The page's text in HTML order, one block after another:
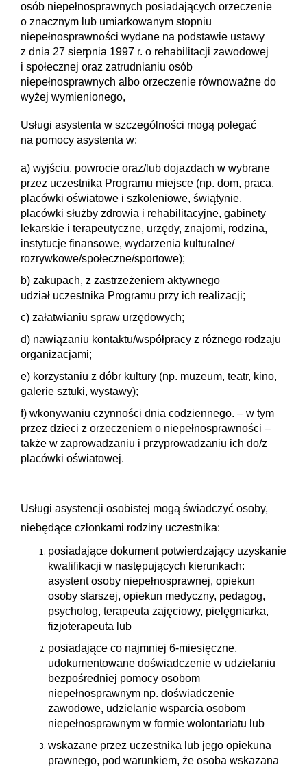
osób niepełnosprawnych posiadających orzeczenie
o znacznym lub umiarkowanym stopniu
niepełnosprawności wydane na podstawie ustawy
z dnia 27 sierpnia 1997 r. o rehabilitacji zawodowej
i społecznej oraz zatrudnianiu osób
niepełnosprawnych albo orzeczenie równoważne do
wyżej wymienionego,
Usługi asystenta w szczególności mogą polegać
na pomocy asystenta w:
a) wyjściu, powrocie oraz/lub dojazdach w wybrane
przez uczestnika Programu miejsce (np. dom, praca,
placówki oświatowe i szkoleniowe, świątynie,
placówki służby zdrowia i rehabilitacyjne, gabinety
lekarskie i terapeutyczne, urzędy, znajomi, rodzina,
instytucje finansowe, wydarzenia kulturalne/
rozrywkowe/społeczne/sportowe);
b) zakupach, z zastrzeżeniem aktywnego
udział uczestnika Programu przy ich realizacji;
c) załatwianiu spraw urzędowych;
d) nawiązaniu kontaktu/współpracy z różnego rodzaju
organizacjami;
e) korzystaniu z dóbr kultury (np. muzeum, teatr, kino,
galerie sztuki, wystawy);
f) wkonywaniu czynności dnia codziennego. – w tym
przez dzieci z orzeczeniem o niepełnosprawności –
także w zaprowadzaniu i przyprowadzaniu ich do/z
placówki oświatowej.
Usługi asystencji osobistej mogą świadczyć osoby,
niebędące członkami rodziny uczestnika:
posiadające dokument potwierdzający uzyskanie
kwalifikacji w następujących kierunkach:
asystent osoby niepełnosprawnej, opiekun
osoby starszej, opiekun medyczny, pedagog,
psycholog, terapeuta zajęciowy, pielęgniarka,
fizjoterapeuta lub
posiadające co najmniej 6-miesięczne,
udokumentowane doświadczenie w udzielaniu
bezpośredniej pomocy osobom
niepełnosprawnym np. doświadczenie
zawodowe, udzielanie wsparcia osobom
niepełnosprawnym w formie wolontariatu lub
wskazane przez uczestnika lub jego opiekuna
prawnego, pod warunkiem, że osoba wskazana